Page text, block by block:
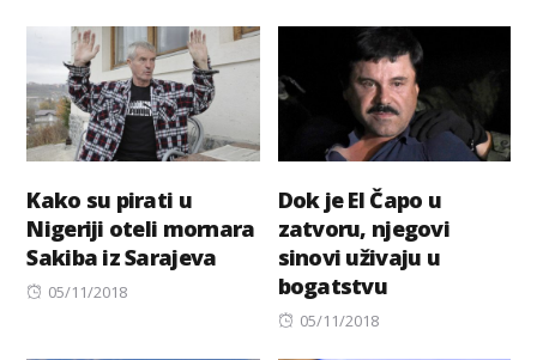
Kako su pirati u
Nigeriji oteli mornara
Sakiba iz Sarajeva
Posted
05/11/2018
Dok je El Čapo u
zatvoru, njegovi
sinovi uživaju u
bogatstvu
Posted
05/11/2018